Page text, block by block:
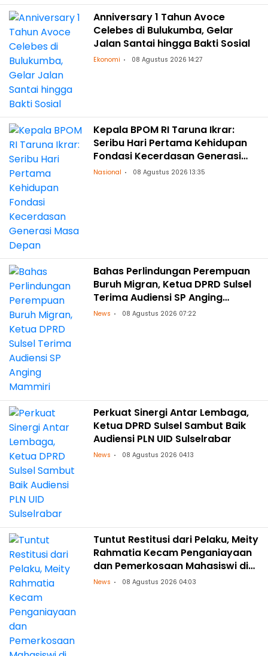
Anniversary 1 Tahun Avoce
Celebes di Bulukumba, Gelar
Jalan Santai hingga Bakti Sosial
Ekonomi 08 Agustus 2026 14:27
Kepala BPOM RI Taruna Ikrar:
Seribu Hari Pertama Kehidupan
Fondasi Kecerdasan Generasi
Masa Depan
Nasional 08 Agustus 2026 13:35
Bahas Perlindungan Perempuan
Buruh Migran, Ketua DPRD Sulsel
Terima Audiensi SP Anging
Mammiri
News 08 Agustus 2026 07:22
Perkuat Sinergi Antar Lembaga,
Ketua DPRD Sulsel Sambut Baik
Audiensi PLN UID Sulselrabar
News 08 Agustus 2026 04:13
Tuntut Restitusi dari Pelaku, Meity
Rahmatia Kecam Penganiayaan
dan Pemerkosaan Mahasiswi di
Makassar
News 08 Agustus 2026 04:03